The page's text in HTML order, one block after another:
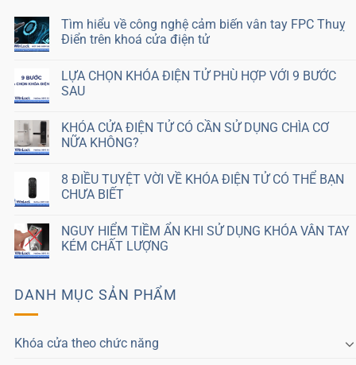
Tìm hiểu về công nghệ cảm biến vân tay FPC Thuỵ
Điển trên khoá cửa điện tử
LỰA CHỌN KHÓA ĐIỆN TỬ PHÙ HỢP VỚI 9 BƯỚC
SAU
KHÓA CỬA ĐIỆN TỬ CÓ CẦN SỬ DỤNG CHÌA CƠ
NỮA KHÔNG?
8 ĐIỀU TUYỆT VỜI VỀ KHÓA ĐIỆN TỬ CÓ THỂ BẠN
CHƯA BIẾT
NGUY HIỂM TIỀM ẨN KHI SỬ DỤNG KHÓA VÂN TAY
KÉM CHẤT LƯỢNG
DANH MỤC SẢN PHẨM
Khóa cửa theo chức năng